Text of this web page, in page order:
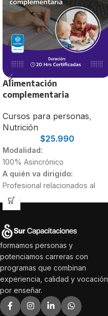
Alimentación
complementaria
Cursos para personas,
Nutrición
$25.990
Modalidad:
100% Asincrónico
A quién va dirigido:
Profesional relacionados al
área de salud que deseen
actualizar sus
relacionadas al área infantil,
como Educadoras de párvulo,
Técnicos, entre otras.Familias
y cuidadores de niñas y niños.
Duración:
20 Horas
formamos personas y
potenciamos carreras con
programas que combinan
experiencia, calidad y vocación
por enseñar.